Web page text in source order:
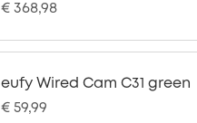
€ 368,98
eufy Wired Cam C31 green
€ 59,99